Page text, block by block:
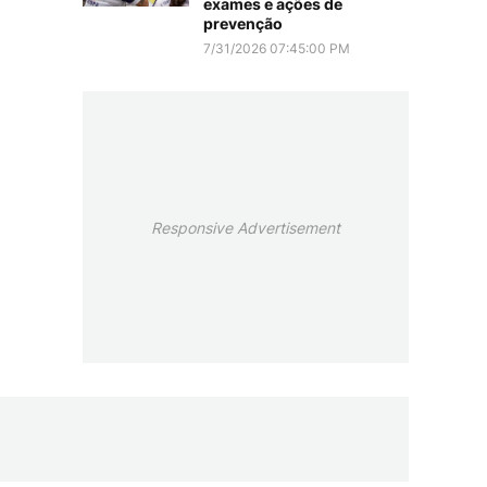
exames e ações de
prevenção
7/31/2026 07:45:00 PM
Responsive Advertisement